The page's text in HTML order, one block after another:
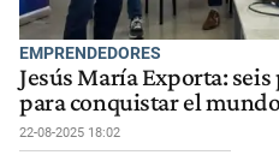
EMPRENDEDORES
Jesús María Exporta:
para conquistar el mundo
22-08-2025 18:02